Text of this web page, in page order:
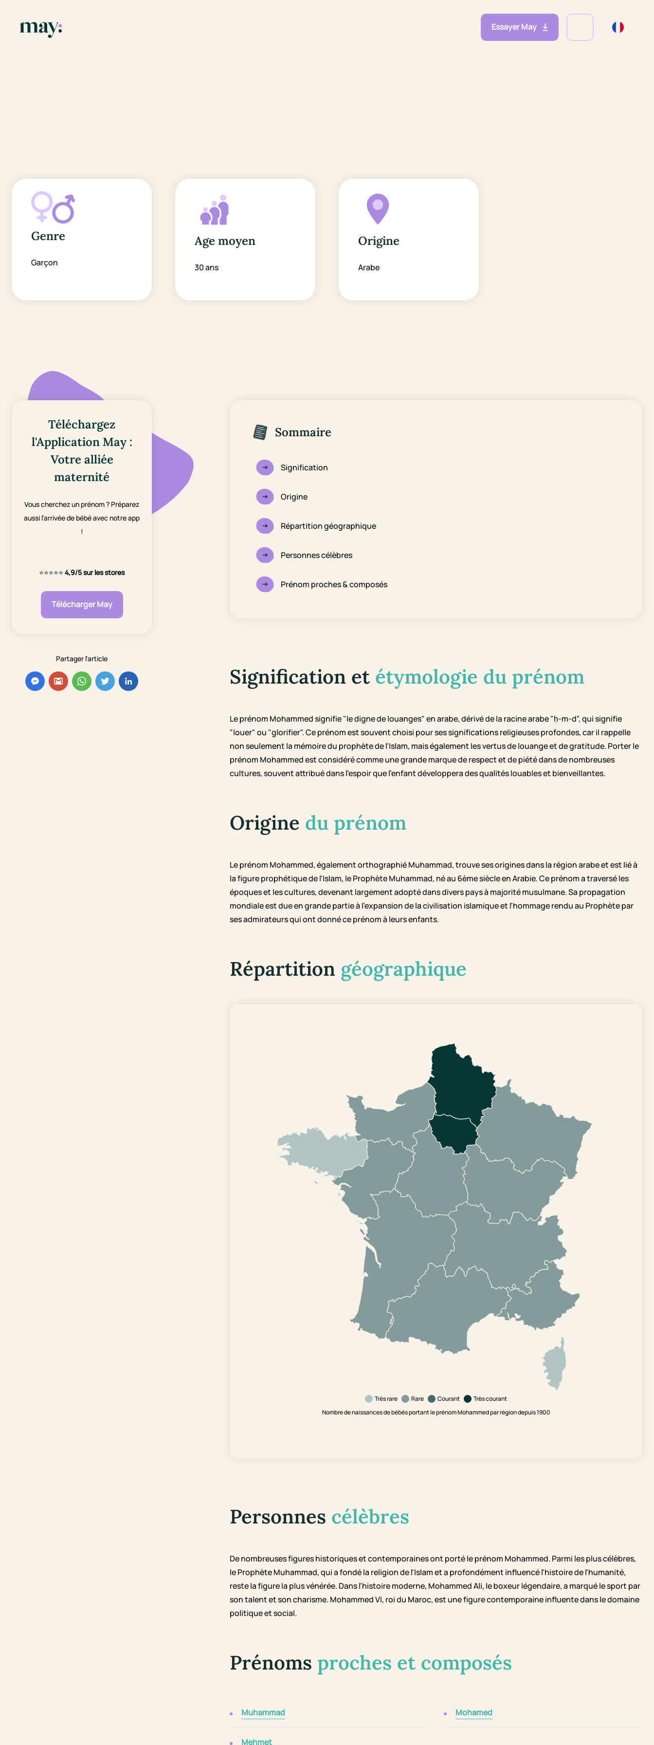
Essayer May
Genre
Garçon
Age moyen
30 ans
Origine
Arabe
Téléchargez
l'Application May :
Votre alliée
maternité
Vous cherchez un prénom ? Préparez
aussi l’arrivée de bébé avec notre app
!
⭐⭐⭐⭐⭐ 4,9/5 sur les stores
Télécharger May
Partager l'article
Sommaire
Signification
Origine
Répartition géographique
Personnes célèbres
Prénom proches & composés
Signification et étymologie du prénom
Le prénom Mohammed signifie "le digne de louanges" en arabe, dérivé de la racine arabe "ḥ-m-d", qui signifie
"louer" ou "glorifier". Ce prénom est souvent choisi pour ses significations religieuses profondes, car il rappelle
non seulement la mémoire du prophète de l'Islam, mais également les vertus de louange et de gratitude. Porter le
prénom Mohammed est considéré comme une grande marque de respect et de piété dans de nombreuses
cultures, souvent attribué dans l'espoir que l'enfant développera des qualités louables et bienveillantes.
Origine du prénom
Le prénom Mohammed, également orthographié Muhammad, trouve ses origines dans la région arabe et est lié à
la figure prophétique de l'Islam, le Prophète Muhammad, né au 6ème siècle en Arabie. Ce prénom a traversé les
époques et les cultures, devenant largement adopté dans divers pays à majorité musulmane. Sa propagation
mondiale est due en grande partie à l'expansion de la civilisation islamique et l'hommage rendu au Prophète par
ses admirateurs qui ont donné ce prénom à leurs enfants.
Répartition géographique
Très rare Rare Courant
Très courant
Nombre de naissances de bébés portant le prénom Mohammed par région depuis 1900
Personnes célèbres
De nombreuses figures historiques et contemporaines ont porté le prénom Mohammed. Parmi les plus célèbres,
le Prophète Muhammad, qui a fondé la religion de l'Islam et a profondément influencé l'histoire de l'humanité,
reste la figure la plus vénérée. Dans l'histoire moderne, Mohammed Ali, le boxeur légendaire, a marqué le sport par
son talent et son charisme. Mohammed VI, roi du Maroc, est une figure contemporaine influente dans le domaine
politique et social.
Prénoms proches et composés
Muhammad Mohamed
Mehmet